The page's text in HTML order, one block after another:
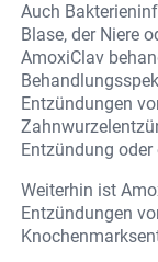
Auch
Blase, der Niere
AmoxiClav
Entzündungen
Entzündung
Weiterhin ist
Entzündungen